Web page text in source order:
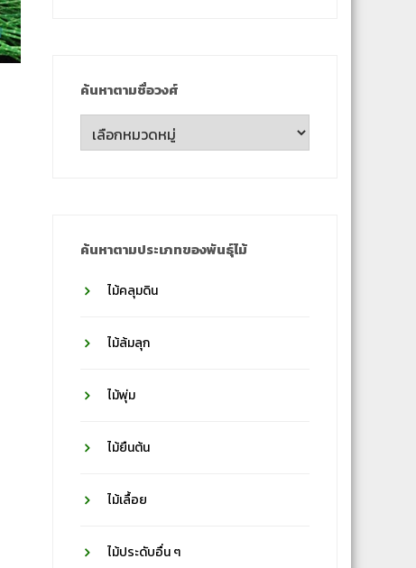
ค้นหาตามชื่อวงศ์
ค้นหา
ตาม
ค้นหาตามประเภทของพันธุ์ไม้
ไม้คลุมดิน
ไม้ล้มลุก
ไม้พุ่ม
ไม้ยืนต้น
ไม้เลื้อย
ไม้ประดับอื่น ๆ